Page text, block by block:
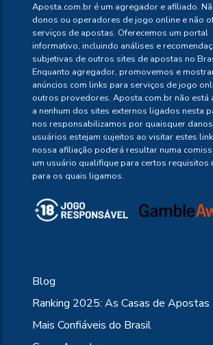
Aposta.com.br é um agregador e afiliado.
donos ou operadores de jogo online e não
serviços de apostas. Oferecemos um portal
informativo, incluindo análises e
subjetivas de outros sites de apostas no
Enquanto agregador, promovemos e
anúncios com links para serviços de jogo
outros provedores. Aposta.com.br não está
a nenhum dos sites externos ligados nesta
nos responsabilizamos por quaisquer
usuários estejam sujeitos ao visitar estes
nossa afiliação poderá resultar numa
um usuário qualifique para certos requisitos
para os quais ligamos.
Blog
Ranking 2025: As Casas de
Mais Confiáveis do Brasil